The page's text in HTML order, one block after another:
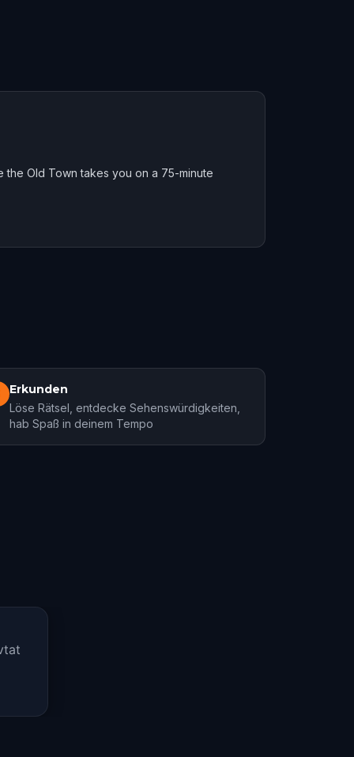
the Old Town takes you on a 75-minute
Erkunden
Löse Rätsel, entdecke Sehenswürdigkeiten,
hab Spaß in deinem Tempo